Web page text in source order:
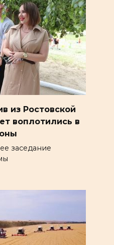
из Ростовской
воплотились в
заседание